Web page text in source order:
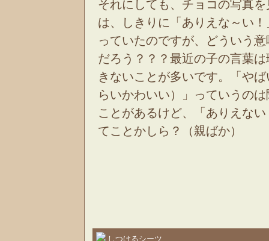
それにしても、チョコの写真を
は、しきりに「ありえな～い！
っていたのですが、どういう意
だろう？？？最近の子の言葉は
きないことが多いです。「やば
らいかわいい）」っていうのは
ことがあるけど、「ありえな
てことかしら？（親ばか）
しつけるシーツ